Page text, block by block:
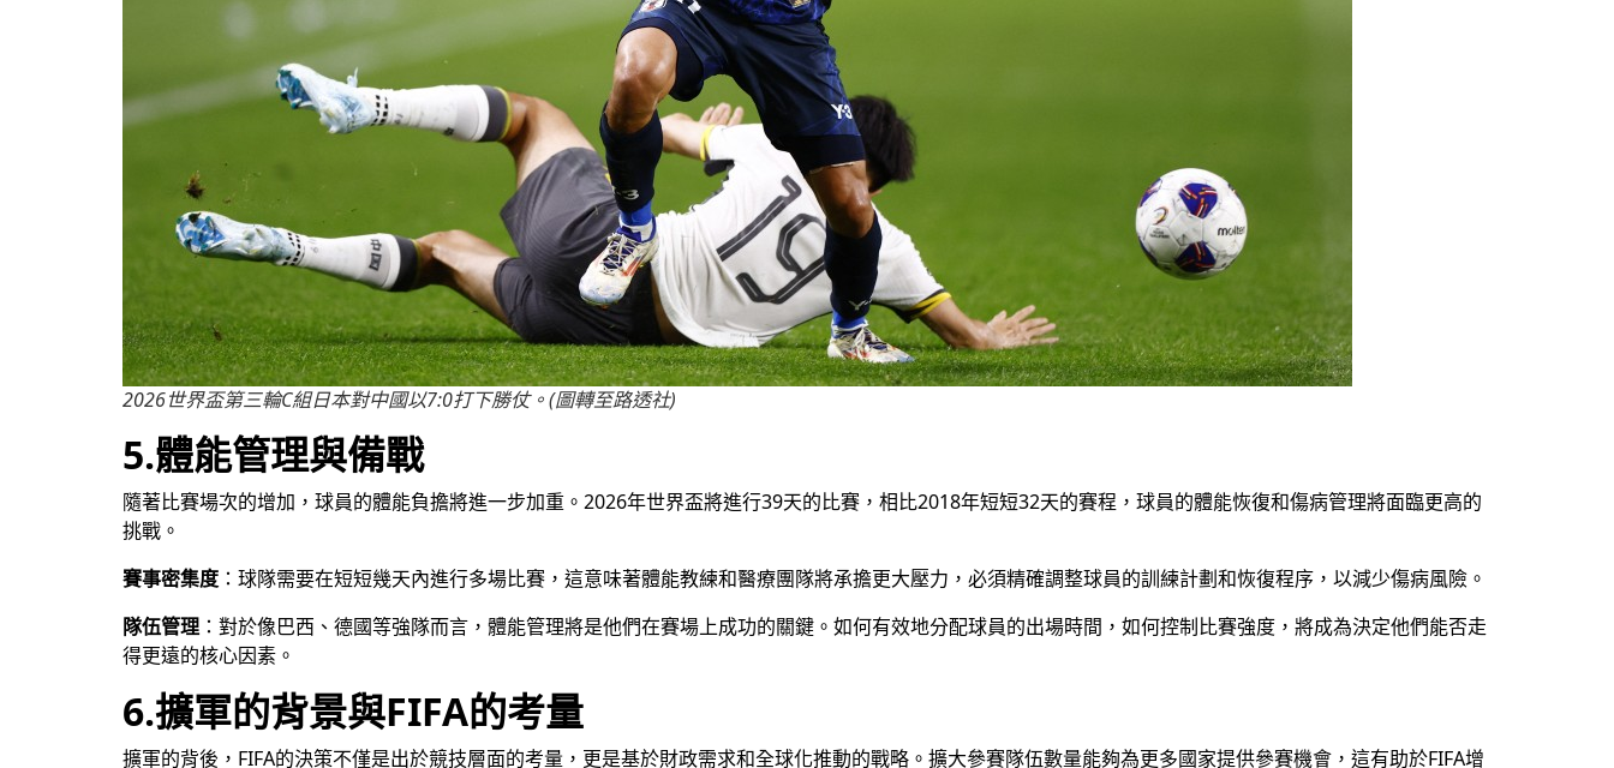
2026世界盃第三輪C組日本對中國以7:0打下勝仗。(圖轉至路透社)
5.體能管理與備戰
隨著比賽場次的增加，球員的體能負擔將進一步加重。2026年世界盃將進行39天的比賽，相比2018年短短32天的賽程，球員的體能恢復和傷病管理將面臨更高的
挑戰。
賽事密集度 ：球隊需要在短短幾天內進行多場比賽，這意味著體能教練和醫療團隊將承擔更大壓力，必須精確調整球員的訓練計劃和恢復程序，以減少傷病風險。
隊伍管理 ：對於像巴西、德國等強隊而言，體能管理將是他們在賽場上成功的關鍵。如何有效地分配球員的出場時間，如何控制比賽強度，將成為決定他們能否走
得更遠的核心因素。
6.擴軍的背景與FIFA的考量
擴軍的背後，FIFA的決策不僅是出於競技層面的考量，更是基於財政需求和全球化推動的戰略。擴大參賽隊伍數量能夠為更多國家提供參賽機會，這有助於FIFA增